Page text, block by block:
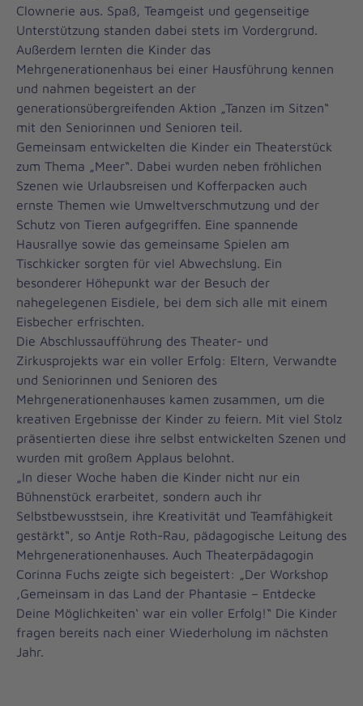
Clownerie aus. Spaß, Teamgeist und gegenseitige
Unterstützung standen dabei stets im Vordergrund.
Außerdem lernten die Kinder das
Mehrgenerationenhaus bei einer Hausführung kennen
und nahmen begeistert an der
generationsübergreifenden Aktion „Tanzen im Sitzen“
mit den Seniorinnen und Senioren teil.
Gemeinsam entwickelten die Kinder ein Theaterstück
zum Thema „Meer“. Dabei wurden neben fröhlichen
Szenen wie Urlaubsreisen und Kofferpacken auch
ernste Themen wie Umweltverschmutzung und der
Schutz von Tieren aufgegriffen. Eine spannende
Hausrallye sowie das gemeinsame Spielen am
Tischkicker sorgten für viel Abwechslung. Ein
besonderer Höhepunkt war der Besuch der
nahegelegenen Eisdiele, bei dem sich alle mit einem
Eisbecher erfrischten.
Die Abschlussaufführung des Theater- und
Zirkusprojekts war ein voller Erfolg: Eltern, Verwandte
und Seniorinnen und Senioren des
Mehrgenerationenhauses kamen zusammen, um die
kreativen Ergebnisse der Kinder zu feiern. Mit viel Stolz
präsentierten diese ihre selbst entwickelten Szenen und
wurden mit großem Applaus belohnt.
„In dieser Woche haben die Kinder nicht nur ein
Bühnenstück erarbeitet, sondern auch ihr
Selbstbewusstsein, ihre Kreativität und Teamfähigkeit
gestärkt“, so Antje Roth-Rau, pädagogische Leitung des
Mehrgenerationenhauses. Auch Theaterpädagogin
Corinna Fuchs zeigte sich begeistert: „Der Workshop
‚Gemeinsam in das Land der Phantasie – Entdecke
Deine Möglichkeiten‘ war ein voller Erfolg!“ Die Kinder
fragen bereits nach einer Wiederholung im nächsten
Jahr.